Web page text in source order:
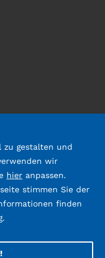
&
zu gestalten und
wir
hier anpassen.
stimmen Sie der
finden
.